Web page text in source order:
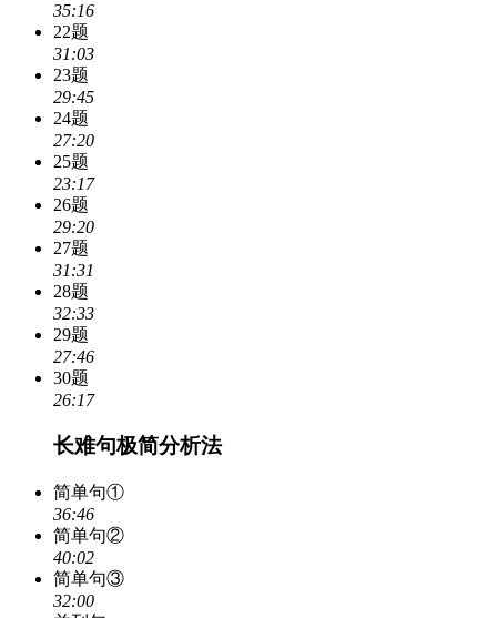
35:16
22题
31:03
23题
29:45
24题
27:20
25题
23:17
26题
29:20
27题
31:31
28题
32:33
29题
27:46
30题
26:17
长难句极简分析法
简单句①
36:46
简单句②
40:02
简单句③
32:00